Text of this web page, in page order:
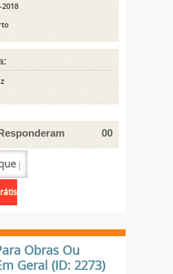
2018
00
Obras Ou
Geral (ID: 2273)